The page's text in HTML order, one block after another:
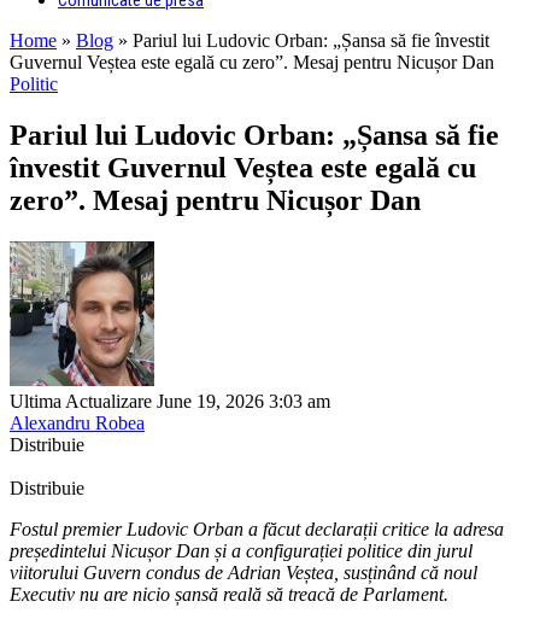
Home » Blog » Pariul lui Ludovic Orban: „Șansa să fie învestit
Guvernul Veștea este egală cu zero”. Mesaj pentru Nicușor Dan
Politic
Pariul lui Ludovic Orban: „Șansa să fie
învestit Guvernul Veștea este egală cu
zero”. Mesaj pentru Nicușor Dan
Ultima Actualizare June 19, 2026 3:03 am
Alexandru Robea
Distribuie
Distribuie
Fostul premier Ludovic Orban a făcut declarații critice la adresa
președintelui Nicușor Dan și a configurației politice din jurul
viitorului Guvern condus de Adrian Veștea, susținând că noul
Executiv nu are nicio șansă reală să treacă de Parlament.